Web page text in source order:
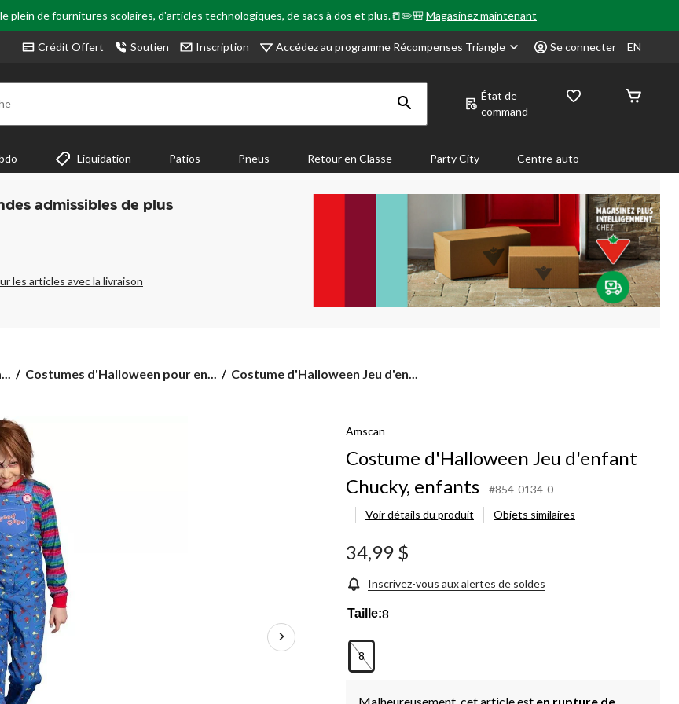
plein de fournitures scolaires, d'articles technologiques, de sacs à dos et plus.📒✏️🎒Magasinez maintenant
Crédit Offert Soutien Inscription Accédez au programme Récompenses Triangle Se connecter EN
État de
command
Liquidation Patios Pneus Retour en Classe Party City Centre-auto
admissibles de plus
les articles avec la livraison
Costumes d'Halloween pour en...
Costume
Costume d'Halloween Jeu d'en...
Amscan
Costume d'Halloween Jeu d'enfant
Chucky, enfants
#854-0134-0
Voir détails du produit
Objets similaires
34,99 $
Inscrivez-vous aux alertes de soldes
Taille:8
8
Malheureusement, cet article est en rupture de